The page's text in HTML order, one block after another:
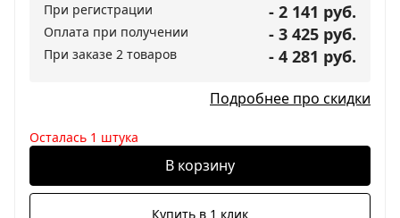
При регистрации - 2 141 руб.
Оплата при получении - 3 425 руб.
При заказе 2 товаров - 4 281 руб.
Подробнее про скидки
Осталась 1 штука
В корзину
Купить в 1 клик